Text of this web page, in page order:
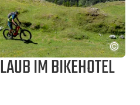
IM BIKEHOTEL